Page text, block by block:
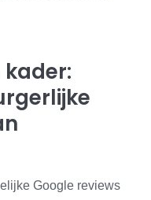
Google reviews